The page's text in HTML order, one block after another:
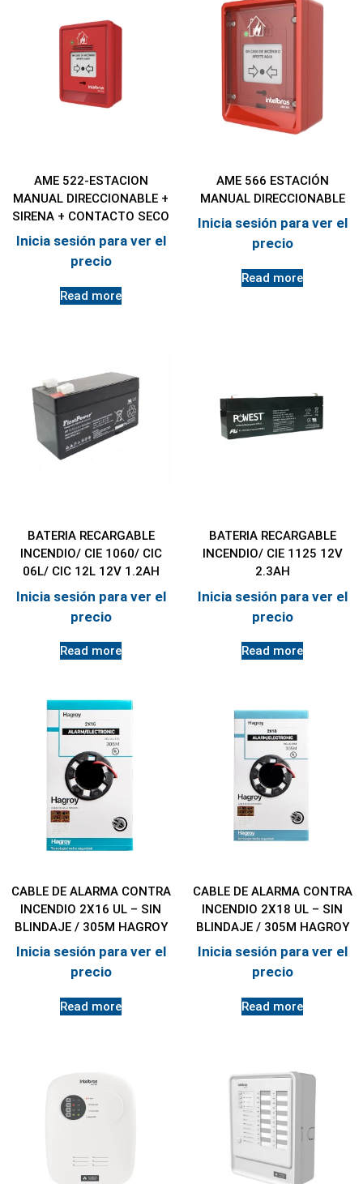
AME 522-ESTACION
MANUAL DIRECCIONABLE +
SIRENA + CONTACTO SECO
Inicia sesión para ver el
precio
Read more
AME 566 ESTACIÓN
MANUAL DIRECCIONABLE
Inicia sesión para ver el
precio
Read more
BATERIA RECARGABLE
INCENDIO/ CIE 1060/ CIC
06L/ CIC 12L 12V 1.2AH
Inicia sesión para ver el
precio
Read more
BATERIA RECARGABLE
INCENDIO/ CIE 1125 12V
2.3AH
Inicia sesión para ver el
precio
Read more
CABLE DE ALARMA CONTRA
INCENDIO 2X16 UL – SIN
BLINDAJE / 305M HAGROY
Inicia sesión para ver el
precio
Read more
CABLE DE ALARMA CONTRA
INCENDIO 2X18 UL – SIN
BLINDAJE / 305M HAGROY
Inicia sesión para ver el
precio
Read more